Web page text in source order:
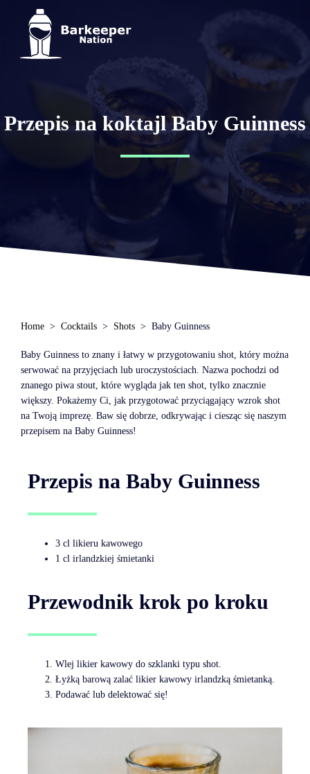
Przepis na koktajl Baby Guinness
Home Cocktails Shots Baby Guinness
Baby Guinness to znany i łatwy w przygotowaniu shot, który można
serwować na przyjęciach lub uroczystościach. Nazwa pochodzi od
znanego piwa stout, które wygląda jak ten shot, tylko znacznie
większy. Pokażemy Ci, jak przygotować przyciągający wzrok shot
na Twoją imprezę. Baw się dobrze, odkrywając i ciesząc się naszym
przepisem na Baby Guinness!
Przepis na Baby Guinness
3 cl likieru kawowego
1 cl irlandzkiej śmietanki
Przewodnik krok po kroku
Wlej likier kawowy do szklanki typu shot.
Łyżką barową zalać likier kawowy irlandzką śmietanką.
Podawać lub delektować się!